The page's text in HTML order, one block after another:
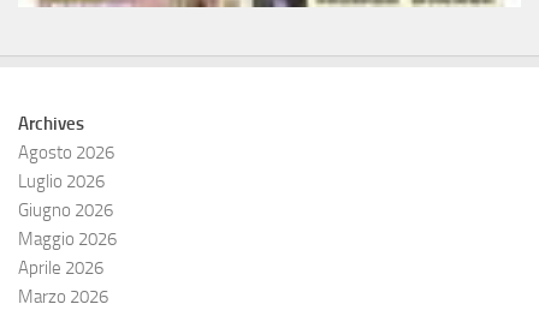
Archives
Agosto 2026
Luglio 2026
Giugno 2026
Maggio 2026
Aprile 2026
Marzo 2026